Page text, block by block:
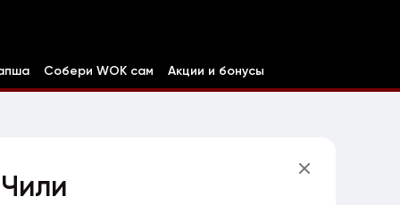
Собери WOK сам Акции и бонусы
Чили